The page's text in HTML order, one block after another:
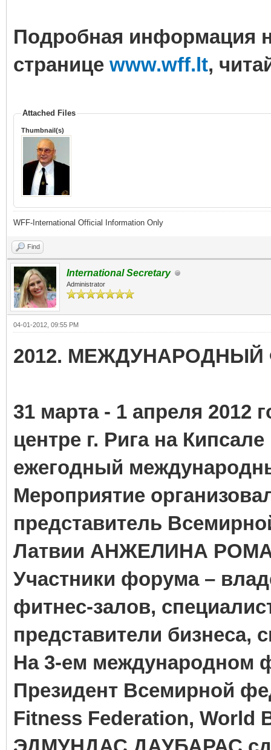
Подробная информация
странице www.wff.lt,
Attached Files
Thumbnail(s)
WFF-International Official Information Only
Find
International Secretary
Administrator
04-01-2012, 09:55 PM
2012.
31 марта - 1 апреля 2012
центре г. Рига на
ежегодный
Мероприятие
представитель
Латвии АНЖЕЛИНА
Участники форума –
фитнес-залов,
представители бизнеса,
На 3-ем международном
Президент Всемирной
Fitness Federation, World